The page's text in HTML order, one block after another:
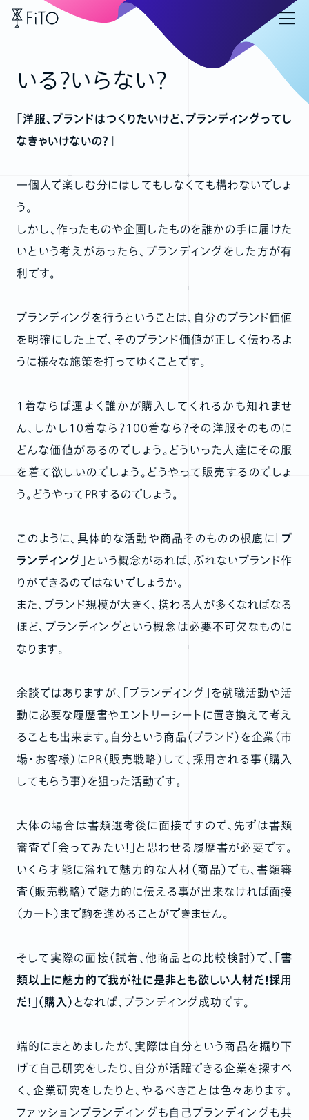
いる？いらない？
「洋服、ブランドはつくりたいけど、ブランディングってし
なきゃいけないの？」
一個人で楽しむ分にはしてもしなくても構わないでしょ
う。
しかし、作ったものや企画したものを誰かの手に届けた
いという考えがあったら、ブランディングをした方が有
利です。
ブランディングを行うということは、自分のブランド価値
を明確にした上で、そのブランド価値が正しく伝わるよ
うに様々な施策を打ってゆくことです。
１着ならば運よく誰かが購入してくれるかも知れませ
ん、しかし10着なら？100着なら？その洋服そのものに
どんな価値があるのでしょう。どういった人達にその服
を着て欲しいのでしょう。どうやって販売するのでしょ
う。どうやってPRするのでしょう。
このように、具体的な活動や商品そのものの根底に「ブ
ランディング」という概念があれば、ぶれないブランド作
りができるのではないでしょうか。
また、ブランド規模が大きく、携わる人が多くなればなる
ほど、ブランディングという概念は必要不可欠なものに
なります。
余談ではありますが、「ブランディング」を就職活動や活
動に必要な履歴書やエントリーシートに置き換えて考え
ることも出来ます。自分という商品（ブランド）を企業（市
場・お客様）にPR（販売戦略）して、採用される事（購入
してもらう事）を狙った活動です。
大体の場合は書類選考後に面接ですので、先ずは書類
審査で「会ってみたい！」と思わせる履歴書が必要です。
いくら才能に溢れて魅力的な人材（商品）でも、書類審
査（販売戦略）で魅力的に伝える事が出来なければ面接
（カート）まで駒を進めることができません。
そして実際の面接（試着、他商品との比較検討）で、 「書
類以上に魅力的で我が社に是非とも欲しい人材だ！採用
だ！」（購入）となれば、ブランディング成功です。
端的にまとめましたが、実際は自分という商品を掘り下
げて自己研究をしたり、自分が活躍できる企業を探すべ
く、企業研究をしたりと、やるべきことは色々あります。
ファッションブランディングも自己ブランディングも共